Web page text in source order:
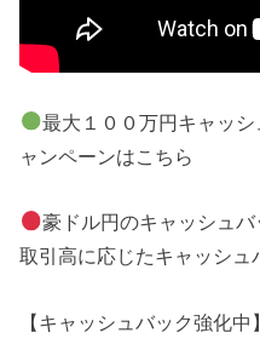
最大１００万円キャッ
ャンペーンはこちら
豪ドル円のキャッシュバ
取引高に応じたキャッシュ
【キャッシュバック強化